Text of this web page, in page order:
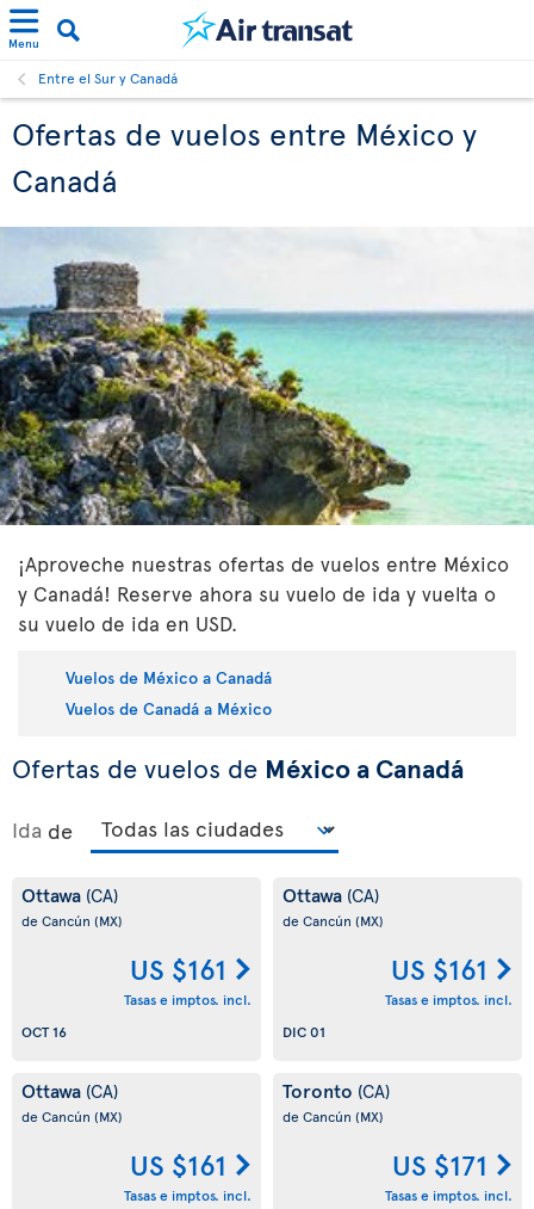
Menu
Entre el Sur y Canadá
Ofertas de vuelos entre México y
Canadá
¡Aproveche nuestras ofertas de vuelos entre México
y Canadá! Reserve ahora su vuelo de ida y vuelta o
su vuelo de ida en USD.
Vuelos de México a Canadá
Vuelos de Canadá a México
Ofertas de vuelos de México a Canadá
Ida de
Ottawa (CA)
de Cancún (MX)
US $161
Tasas e imptos. incl.
OCT 16
Ottawa (CA)
de Cancún (MX)
US $161
Tasas e imptos. incl.
DIC 01
Ottawa (CA)
de Cancún (MX)
US $161
Tasas e imptos. incl.
Toronto (CA)
de Cancún (MX)
US $171
Tasas e imptos. incl.